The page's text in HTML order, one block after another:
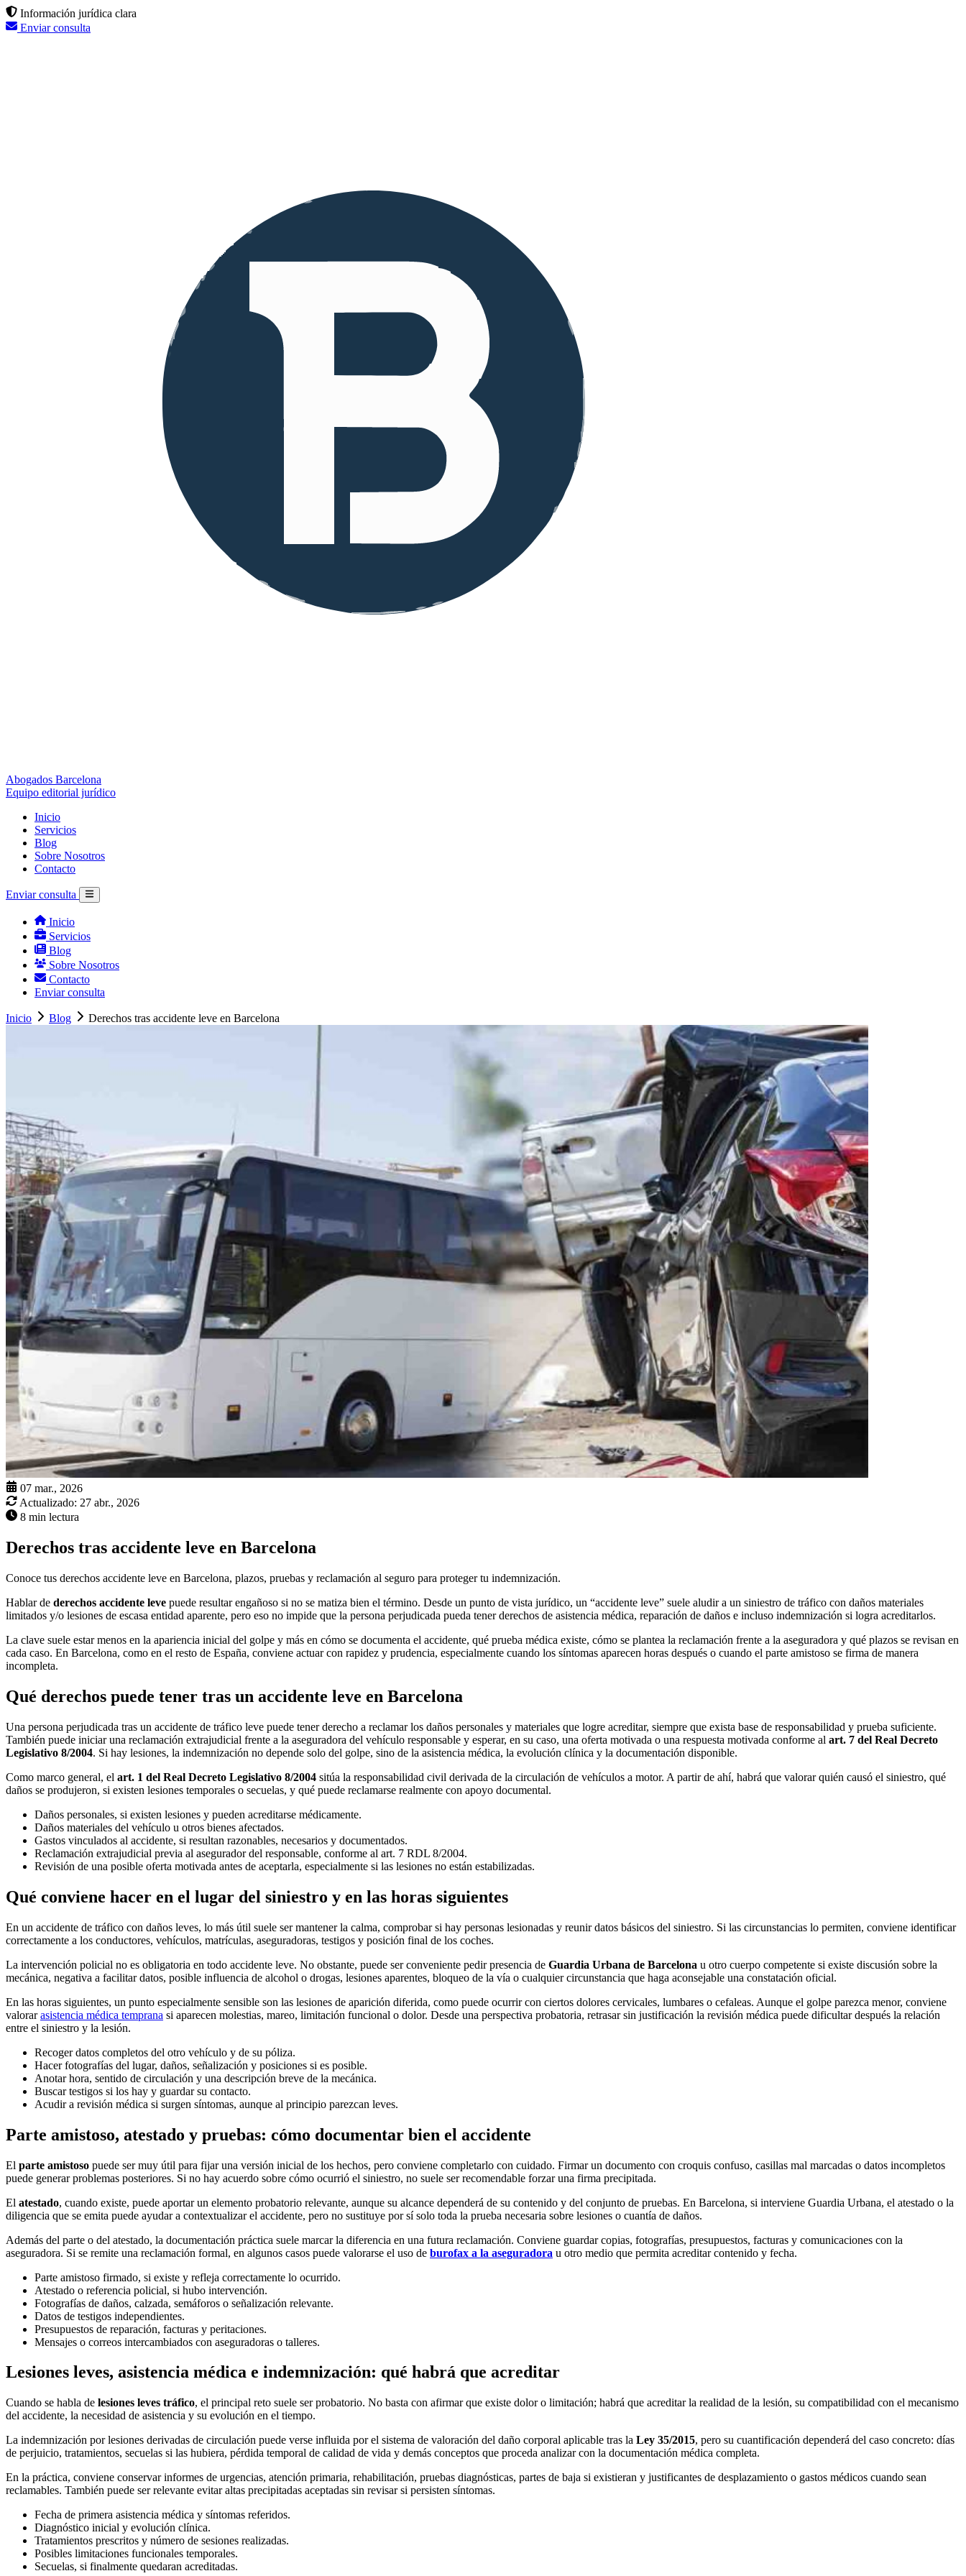
Información jurídica clara
Enviar consulta
Abogados Barcelona
Equipo editorial jurídico
Inicio
Servicios
Blog
Sobre Nosotros
Contacto
Enviar consulta
Inicio
Servicios
Blog
Sobre Nosotros
Contacto
Enviar consulta
Inicio Blog Derechos tras accidente leve en Barcelona
07 mar., 2026
Actualizado: 27 abr., 2026
8 min lectura
Derechos tras accidente leve en Barcelona
Conoce tus derechos accidente leve en Barcelona, plazos, pruebas y reclamación al seguro para proteger tu indemnización.
Hablar de derechos accidente leve puede resultar engañoso si no se matiza bien el término. Desde un punto de vista jurídico, un “accidente leve” suele aludir a un siniestro de tráfico con daños materiales
limitados y/o lesiones de escasa entidad aparente, pero eso no impide que la persona perjudicada pueda tener derechos de asistencia médica, reparación de daños e incluso indemnización si logra acreditarlos.
La clave suele estar menos en la apariencia inicial del golpe y más en cómo se documenta el accidente, qué prueba médica existe, cómo se plantea la reclamación frente a la aseguradora y qué plazos se revisan en
cada caso. En Barcelona, como en el resto de España, conviene actuar con rapidez y prudencia, especialmente cuando los síntomas aparecen horas después o cuando el parte amistoso se firma de manera
incompleta.
Qué derechos puede tener tras un accidente leve en Barcelona
Una persona perjudicada tras un accidente de tráfico leve puede tener derecho a reclamar los daños personales y materiales que logre acreditar, siempre que exista base de responsabilidad y prueba suficiente.
También puede iniciar una reclamación extrajudicial frente a la aseguradora del vehículo responsable y esperar, en su caso, una oferta motivada o una respuesta motivada conforme al art. 7 del Real Decreto
Legislativo 8/2004. Si hay lesiones, la indemnización no depende solo del golpe, sino de la asistencia médica, la evolución clínica y la documentación disponible.
Como marco general, el art. 1 del Real Decreto Legislativo 8/2004 sitúa la responsabilidad civil derivada de la circulación de vehículos a motor. A partir de ahí, habrá que valorar quién causó el siniestro, qué
daños se produjeron, si existen lesiones temporales o secuelas, y qué puede reclamarse realmente con apoyo documental.
Daños personales, si existen lesiones y pueden acreditarse médicamente.
Daños materiales del vehículo u otros bienes afectados.
Gastos vinculados al accidente, si resultan razonables, necesarios y documentados.
Reclamación extrajudicial previa al asegurador del responsable, conforme al art. 7 RDL 8/2004.
Revisión de una posible oferta motivada antes de aceptarla, especialmente si las lesiones no están estabilizadas.
Qué conviene hacer en el lugar del siniestro y en las horas siguientes
En un accidente de tráfico con daños leves, lo más útil suele ser mantener la calma, comprobar si hay personas lesionadas y reunir datos básicos del siniestro. Si las circunstancias lo permiten, conviene identificar
correctamente a los conductores, vehículos, matrículas, aseguradoras, testigos y posición final de los coches.
La intervención policial no es obligatoria en todo accidente leve. No obstante, puede ser conveniente pedir presencia de Guardia Urbana de Barcelona u otro cuerpo competente si existe discusión sobre la
mecánica, negativa a facilitar datos, posible influencia de alcohol o drogas, lesiones aparentes, bloqueo de la vía o cualquier circunstancia que haga aconsejable una constatación oficial.
En las horas siguientes, un punto especialmente sensible son las lesiones de aparición diferida, como puede ocurrir con ciertos dolores cervicales, lumbares o cefaleas. Aunque el golpe parezca menor, conviene
valorarasistencia médica temprana si aparecen molestias, mareo, limitación funcional o dolor. Desde una perspectiva probatoria, retrasar sin justificación la revisión médica puede dificultar después la relación
entre el siniestro y la lesión.
Recoger datos completos del otro vehículo y de su póliza.
Hacer fotografías del lugar, daños, señalización y posiciones si es posible.
Anotar hora, sentido de circulación y una descripción breve de la mecánica.
Buscar testigos si los hay y guardar su contacto.
Acudir a revisión médica si surgen síntomas, aunque al principio parezcan leves.
Parte amistoso, atestado y pruebas: cómo documentar bien el accidente
El parte amistoso puede ser muy útil para fijar una versión inicial de los hechos, pero conviene completarlo con cuidado. Firmar un documento con croquis confuso, casillas mal marcadas o datos incompletos
puede generar problemas posteriores. Si no hay acuerdo sobre cómo ocurrió el siniestro, no suele ser recomendable forzar una firma precipitada.
El atestado, cuando existe, puede aportar un elemento probatorio relevante, aunque su alcance dependerá de su contenido y del conjunto de pruebas. En Barcelona, si interviene Guardia Urbana, el atestado o la
diligencia que se emita puede ayudar a contextualizar el accidente, pero no sustituye por sí solo toda la prueba necesaria sobre lesiones o cuantía de daños.
Además del parte o del atestado, la documentación práctica suele marcar la diferencia en una futura reclamación. Conviene guardar copias, fotografías, presupuestos, facturas y comunicaciones con la
aseguradora. Si se remite una reclamación formal, en algunos casos puede valorarse el uso de burofax a la aseguradora u otro medio que permita acreditar contenido y fecha.
Parte amistoso firmado, si existe y refleja correctamente lo ocurrido.
Atestado o referencia policial, si hubo intervención.
Fotografías de daños, calzada, semáforos o señalización relevante.
Datos de testigos independientes.
Presupuestos de reparación, facturas y peritaciones.
Mensajes o correos intercambiados con aseguradoras o talleres.
Lesiones leves, asistencia médica e indemnización: qué habrá que acreditar
Cuando se habla de lesiones leves tráfico, el principal reto suele ser probatorio. No basta con afirmar que existe dolor o limitación; habrá que acreditar la realidad de la lesión, su compatibilidad con el mecanismo
del accidente, la necesidad de asistencia y su evolución en el tiempo.
La indemnización por lesiones derivadas de circulación puede verse influida por el sistema de valoración del daño corporal aplicable tras la Ley 35/2015, pero su cuantificación dependerá del caso concreto: días
de perjuicio, tratamientos, secuelas si las hubiera, pérdida temporal de calidad de vida y demás conceptos que proceda analizar con la documentación médica completa.
En la práctica, conviene conservar informes de urgencias, atención primaria, rehabilitación, pruebas diagnósticas, partes de baja si existieran y justificantes de desplazamiento o gastos médicos cuando sean
reclamables. También puede ser relevante evitar altas precipitadas aceptadas sin revisar si persisten síntomas.
Fecha de primera asistencia médica y síntomas referidos.
Diagnóstico inicial y evolución clínica.
Tratamientos prescritos y número de sesiones realizadas.
Posibles limitaciones funcionales temporales.
Secuelas, si finalmente quedaran acreditadas.